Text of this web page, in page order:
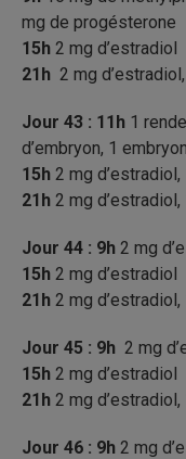
mg de progésterone
15h 2 mg d’estradiol
21h 2 mg
Jour 43 : 11h 1
d’embryon, 1
15h 2 mg
21h 2 mg
Jour 44 : 9h 2 mg
15h 2 mg d’estradiol
21h 2 mg
Jour 45 : 9h 2 mg
15h 2 mg d’estradiol
21h 2 mg
Jour 46 : 9h 2 mg